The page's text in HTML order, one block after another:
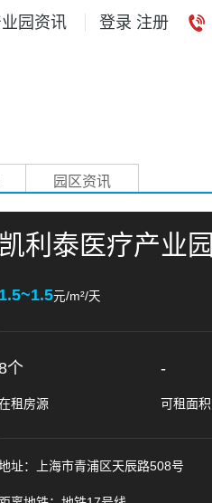
园资讯 登录 注册
园区资讯
凯利泰医疗产业园
1.5~1.5元/m²/天
个 -
租房源 可租面积
址：上海市青浦区天辰路508号